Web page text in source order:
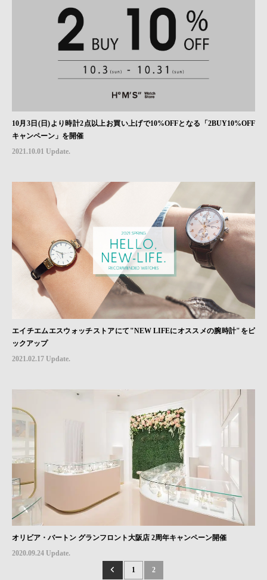
10月3日(日)より時計2点以上お買い上げで10%OFFとなる「2BUY10%OFF
キャンペーン」を開催
2021.10.01 Update.
エイチエムエスウォッチストアにて"NEW LIFEにオススメの腕時計"をピ
ックアップ
2021.02.17 Update.
オリビア・バートン グランフロント大阪店 2周年キャンペーン開催
2020.09.24 Update.
1
2